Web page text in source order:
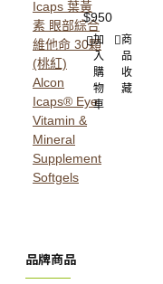
$950
加
入
購
物
車
商
品
收
藏
品牌商品